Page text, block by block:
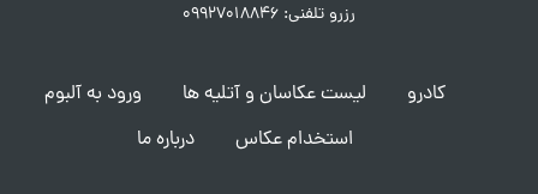
رزرو تلفنی: ۰۹۹۲۷۰۱۸۸۴۶
کادرو لیست عکاسان و آتلیه ها
ورود به آلبوم
استخدام عکاس
درباره ما